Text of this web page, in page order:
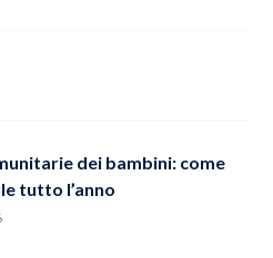
dei bambini: come
tutto l’anno